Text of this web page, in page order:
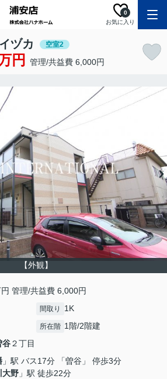
お気に入り
0
ヅカ 空室2
円 管理/共益費 6,000円
【外観】
管理/共益費 6,000円
間取り 1K
所在階 1階/2階建
谷２丁目
」駅 バス17分 「曽谷」 停歩3分
大野 」駅 徒歩22分